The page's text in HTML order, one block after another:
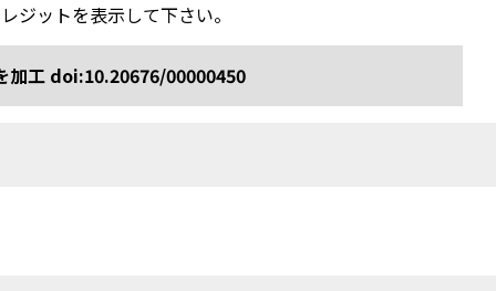
ジットを表示して下さい。
加工 doi:10.20676/00000450